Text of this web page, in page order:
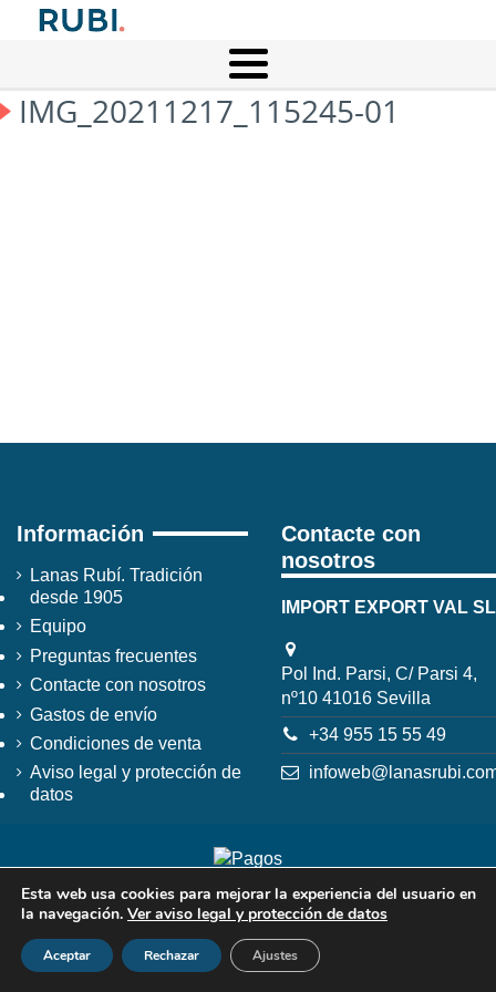
IMG_20211217_115245-01
Información
Lanas Rubí. Tradición
desde 1905
Equipo
Preguntas frecuentes
Contacte con nosotros
Gastos de envío
Condiciones de venta
Aviso legal y protección de
datos
Contacte con
nosotros
IMPORT EXPORT VAL SL
Pol Ind. Parsi, C/ Parsi 4,
nº10 41016 Sevilla
+34 955 15 55 49
Esta web usa cookies para mejorar la experiencia del usuario en
la navegación. Ver aviso legal y protección de datos
Aceptar Rechazar Ajustes